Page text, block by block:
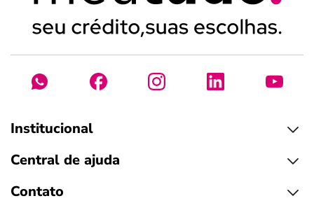
Institucional
Central de ajuda
Contato